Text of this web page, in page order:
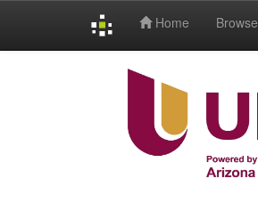
Home Browse